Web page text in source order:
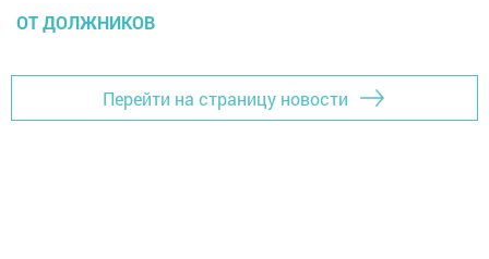
ОТ ДОЛЖНИКОВ
Перейти на страницу новости